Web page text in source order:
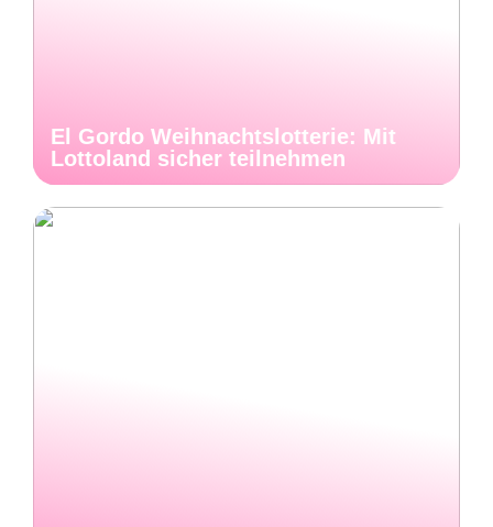
El Gordo Weihnachtslotterie: Mit
Lottoland sicher teilnehmen